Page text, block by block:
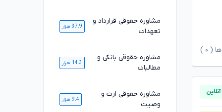
( ۰
مشاوره حقوقی قرارداد و
تعهدات
37.9 هزار
مشاوره حقوقی بانکی و
مطالبات
14.3 هزار
مشاوره حقوقی ارث و
وصیت
9.4 هزار